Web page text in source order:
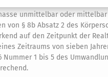
Teilbetriebe auf einzelne
unmittelbar oder
von § 8b Absatz 2 des
auf den Zeitpunkt der
Zeitraums von sieben
Nummer 1 bis 5 des